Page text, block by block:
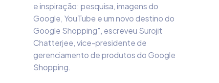
e inspiração: pesquisa, imagens do
Google, YouTube e um novo destino do
Google Shopping", escreveu Surojit
Chatterjee, vice-presidente de
gerenciamento de produtos do Google
Shopping.